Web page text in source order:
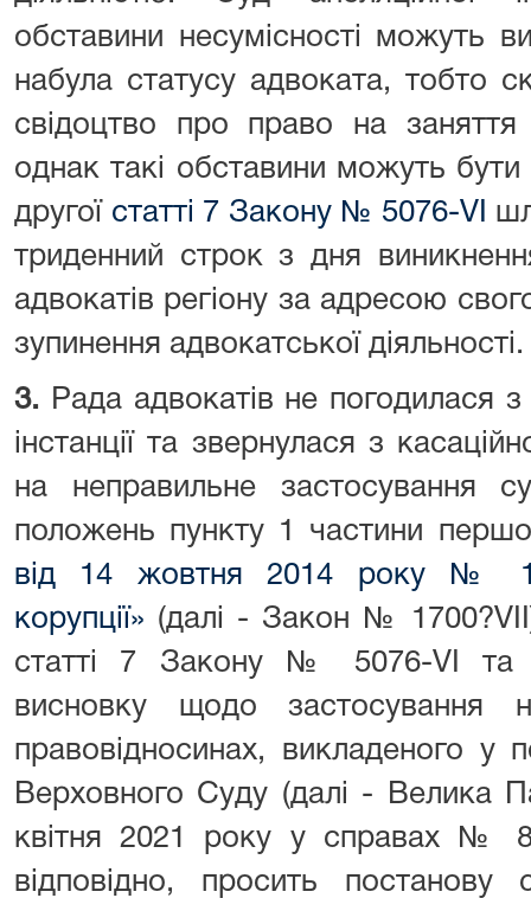
обставини несумісності можуть
набула статусу адвоката, тобто
свідоцтво про право на заняття
однак такі обставини можуть бути
другої статті 7 Закону № 5076-VI
триденний строк з дня
адвокатів регіону за адресою
зупинення адвокатської діяльності.
3. Рада адвокатів не погодилася
інстанції та звернулася з
на неправильне застосування
положень пункту 1 частини
від 14 жовтня 2014 року №
корупції» (далі - Закон №
статті 7 Закону № 5076-VI та
висновку щодо застосування
правовідносинах, викладеного у
Верховного Суду (далі - Велика
квітня 2021 року у справах №
відповідно, просить постанову